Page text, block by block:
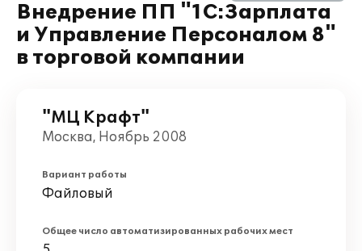
Внедрение ПП "1С:Зарплата
и Управление Персоналом 8"
в торговой компании
"МЦ Крафт"
Москва, Ноябрь 2008
Вариант работы
Файловый
Общее число автоматизированных рабочих мест